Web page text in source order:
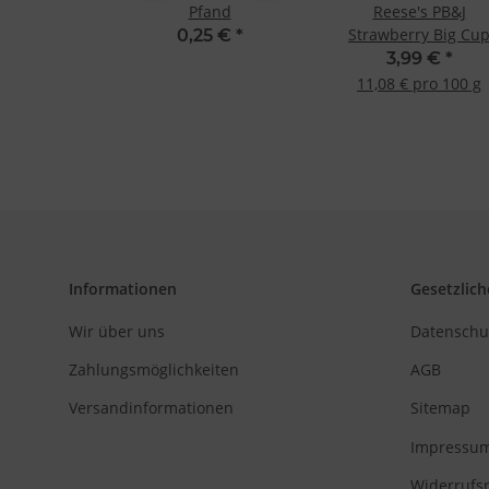
Pfand
0,25 € *
Reese's PB&J
Strawberry Big Cup
King Size 79g
3,99 € *
11,08 € pro 100 g
Informationen
Wir über uns
Zahlungsmöglichkeiten
Versandinformationen
AGB
Sitemap